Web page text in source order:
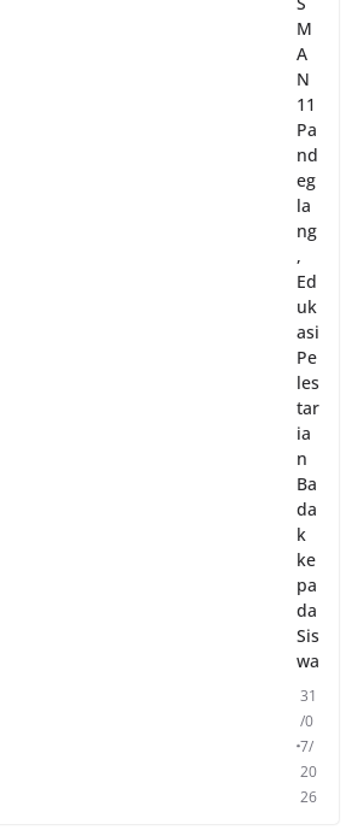
M
A
N
11
Pa
nd
eg
la
ng
,
Ed
uk
asi
Pe
les
tar
ia
n
Ba
da
k
ke
pa
da
Sis
wa
31
/0
7/
20
26